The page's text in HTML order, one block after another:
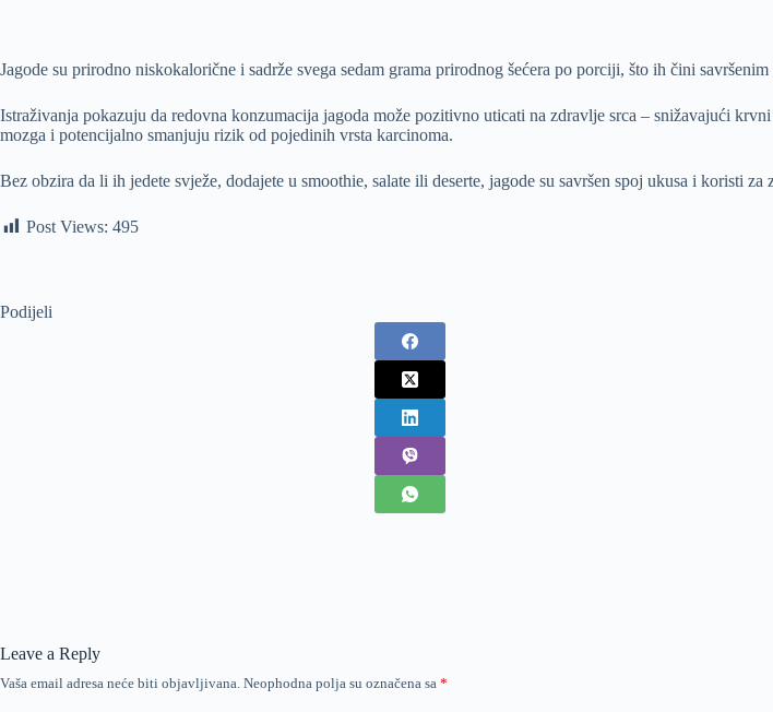
Jagode su prirodno niskokalorične i sadrže svega sedam grama prirodnog šećera po porciji, što ih čini
Istraživanja pokazuju da redovna konzumacija jagoda može pozitivno uticati na zdravlje srca – snižavajući
mozga i potencijalno smanjuju rizik od pojedinih vrsta karcinoma.
Bez obzira da li ih jedete svježe, dodajete u smoothie, salate ili deserte, jagode su savršen spoj ukusa i koristi
Post Views: 495
Podijeli
Leave a Reply
Vaša email adresa neće biti objavljivana. Neophodna polja su označena sa *